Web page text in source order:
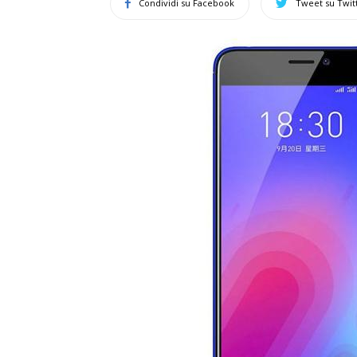
Condividi su Facebook Tweet su